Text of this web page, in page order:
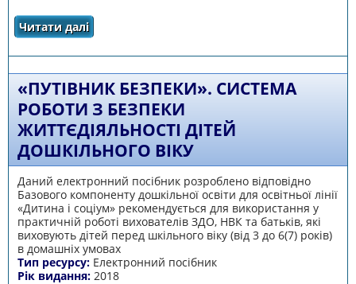
Читати даліпро Формування ціннісних орієнтацій у дітей
правилами дорожнього руху
«ПУТІВНИК БЕЗПЕКИ». СИСТЕМА
РОБОТИ З БЕЗПЕКИ
ЖИТТЄДІЯЛЬНОСТІ ДІТЕЙ
ДОШКІЛЬНОГО ВІКУ
Даний електронний посібник розроблено відповідно
Базового компоненту дошкільної освіти для освітньої лінії
«Дитина і соціум» рекомендується для використання у
практичній роботі вихователів ЗДО, НВК та батьків, які
виховують дітей перед шкільного віку (від 3 до 6(7) років)
в домашніх умовах
Тип ресурсу: Електронний посібник
Рік видання: 2018